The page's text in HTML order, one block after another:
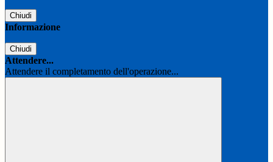
Chiudi
Informazione
Chiudi
Attendere...
Attendere il completamento dell'operazione...